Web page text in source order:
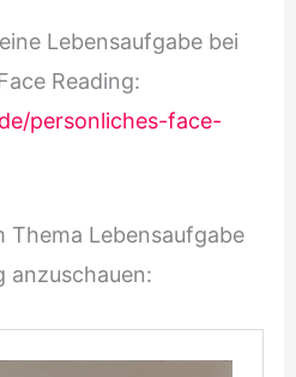
Lebensaufgabe bei
Reading:
personliches-face-
Thema Lebensaufgabe
anzuschauen: